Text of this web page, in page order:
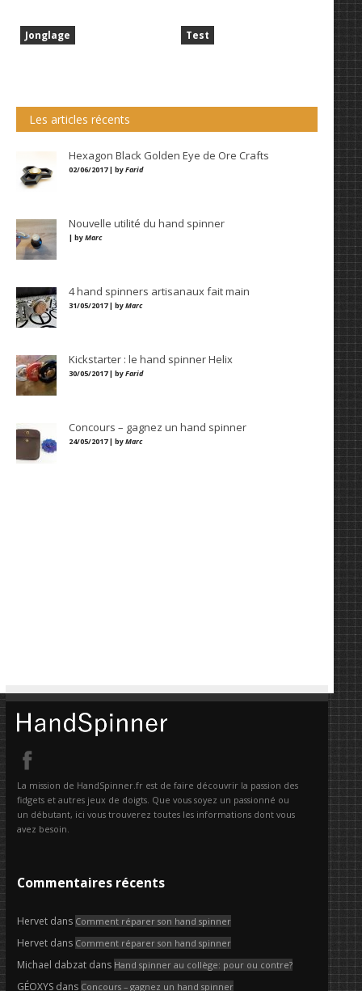
Jonglage Test
Les articles récents
Hexagon Black Golden Eye de Ore Crafts
02/06/2017 | byFarid
Nouvelle utilité du hand spinner
| byMarc
4 hand spinners artisanaux fait main
31/05/2017 | byMarc
Kickstarter : le hand spinner Helix
30/05/2017 | byFarid
Concours – gagnez un hand spinner
24/05/2017 | byMarc
La mission de HandSpinner.fr est de faire découvrir la passion des
fidgets et autres jeux de doigts. Que vous soyez un passionné ou
un débutant, ici vous trouverez toutes les informations dont vous
avez besoin.
Commentaires récents
Hervetdans Comment réparer son hand spinner
Hervetdans Comment réparer son hand spinner
Michael dabzatdans Hand spinner au collège: pour ou contre?
GÉOXYSdans Concours – gagnez un hand spinner